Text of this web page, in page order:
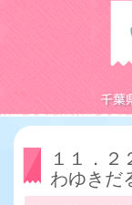
千葉
１１．
わゆきだ